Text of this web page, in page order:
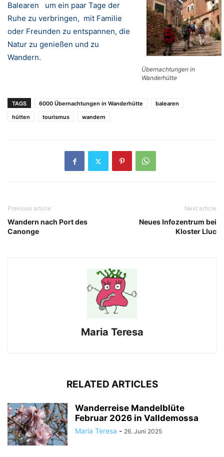
Übernachtungen in
Wanderhütte
Balearen um ein paar Tage der
Ruhe zu verbringen, mit Familie
oder Freunden zu entspannen, die
Natur zu genießen und zu
Wandern.
TAGS 6000 Übernachtungen in Wanderhütte
balearen
hütten
tourismus wandern
Previous article
Wandern nach Port des
Canonge
Next article
Neues Infozentrum bei
Kloster Lluc
Maria Teresa
RELATED ARTICLES
Wanderreise Mandelblüte
Februar 2026 in Valldemossa
Maria Teresa - 26. Juni 2025